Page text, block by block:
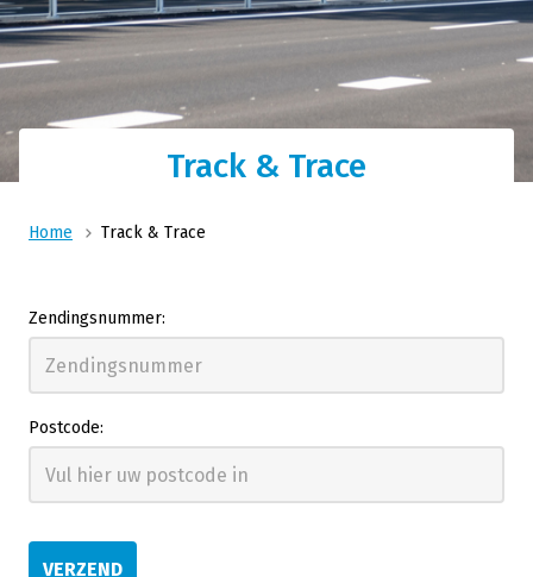
Track & Trace
Home Track & Trace
Zendingsnummer:
Postcode:
VERZEND